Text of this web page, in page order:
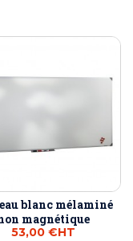
blanc mélaminé
magnétique
53,00 €HT